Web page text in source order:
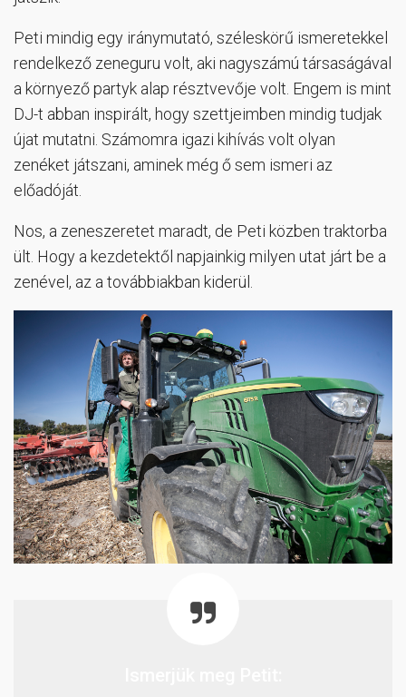
Peti mindig egy iránymutató, széleskörű ismeretekkel
rendelkező zeneguru volt, aki nagyszámú társaságával
a környező partyk alap résztvevője volt. Engem is mint
DJ-t abban inspirált, hogy szettjeimben mindig tudjak
újat mutatni. Számomra igazi kihívás volt olyan
zenéket játszani, aminek még ő sem ismeri az
előadóját.
Nos, a zeneszeretet maradt, de Peti közben traktorba
ült. Hogy a kezdetektől napjainkig milyen utat járt be a
zenével, az a továbbiakban kiderül.